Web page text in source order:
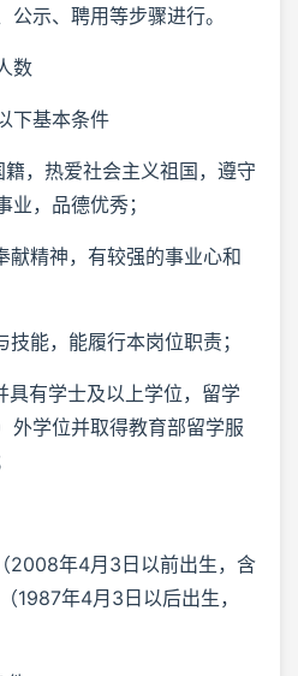
示、聘用等步骤进行。
数
下基本条件
，热爱社会主义祖国，遵守
，品德优秀；
献精神，有较强的事业心和
能，能履行本岗位职责；
具有学士及以上学位，留学
外学位并取得教育部留学服
2008年4月3日以前出生，含
1987年4月3日以后出生，